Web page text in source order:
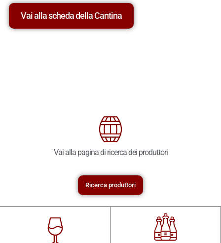
Vai alla scheda della Cantina
Vai alla pagina di ricerca dei produttori
Ricerca produttori